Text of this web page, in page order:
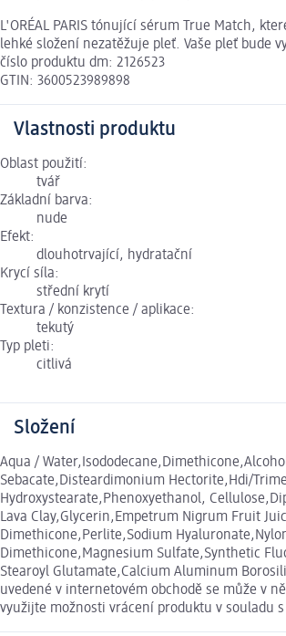
L'ORÉAL PARIS tónující sérum True Match,
lehké složení nezatěžuje pleť. Vaše pleť bude
číslo produktu dm: 2126523
GTIN: 3600523989898
Vlastnosti produktu
Oblast použití:
tvář
Základní barva:
nude
Efekt:
dlouhotrvající, hydratační
Krycí síla:
střední krytí
Textura / konzistence / aplikace:
tekutý
Typ pleti:
citlivá
Složení
Aqua /
Sebacate,Disteardimonium Hectorite,Hdi/
Hydroxystearate,Phenoxyethanol,
Lava Clay,Glycerin,Empetrum Nigrum Fruit
Dimethicone,Perlite,Sodium
Dimethicone,Magnesium Sulfate,Synthetic
Stearoyl Glutamate,Calcium Aluminum
uvedené v internetovém obchodě se může v
využijte možnosti vrácení produktu v souladu